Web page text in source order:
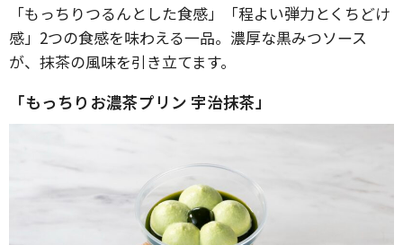
「もっちりつるんとした食感」「程よい弾力とくちどけ
感」2つの食感を味わえる一品。濃厚な黒みつソース
が、抹茶の風味を引き立てます。
「もっちりお濃茶プリン 宇治抹茶」